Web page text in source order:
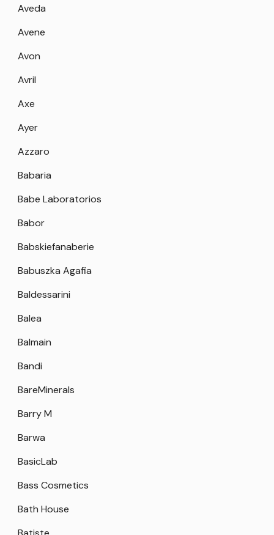
Aveda
Avene
Avon
Avril
Axe
Ayer
Azzaro
Babaria
Babe Laboratorios
Babor
Babskiefanaberie
Babuszka Agafia
Baldessarini
Balea
Balmain
Bandi
BareMinerals
Barry M
Barwa
BasicLab
Bass Cosmetics
Bath House